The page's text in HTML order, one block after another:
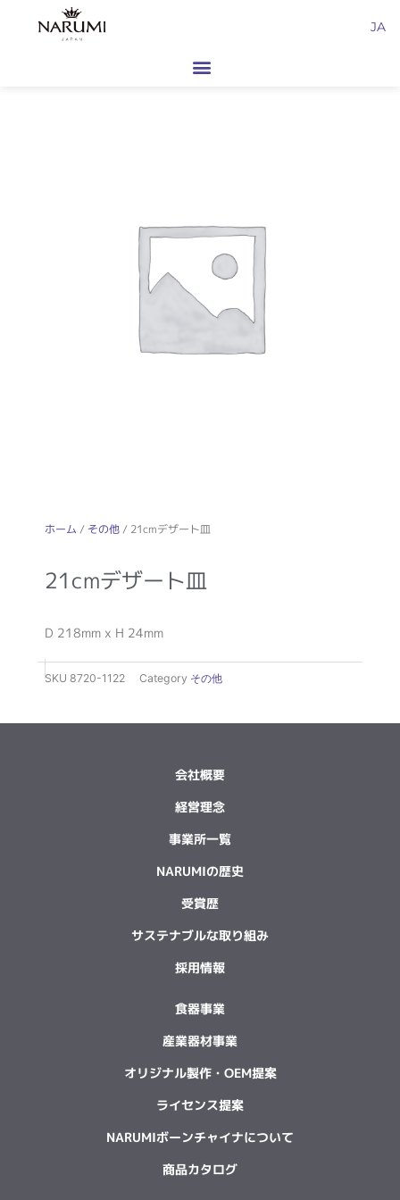
JA
ホーム / その他/ 21cmデザート皿
21cmデザート皿
D 218mm x H 24mm
SKU 8720-1122 Category その他
会社概要
経営理念
事業所一覧
NARUMIの歴史
受賞歴
サステナブルな取り組み
採用情報
食器事業
産業器材事業
オリジナル製作・OEM提案
ライセンス提案
NARUMIボーンチャイナについて
商品カタログ